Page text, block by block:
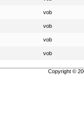
vob
vob
vob
vob
Copyright ©